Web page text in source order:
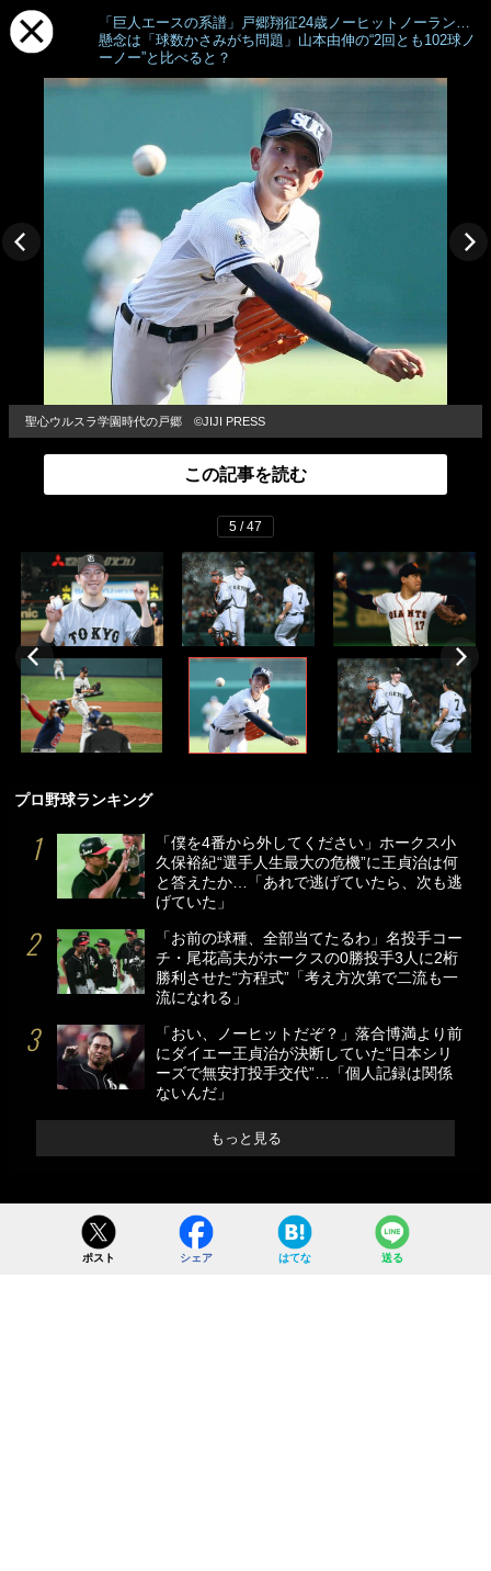
「巨人エースの系譜」戸郷翔征24歳ノーヒットノーラン…
懸念は「球数かさみがち問題」山本由伸の“2回とも102球ノ
ーノー”と比べると？
聖心ウルスラ学園時代の戸郷 ©JIJI PRESS
この記事を読む
5 / 47
プロ野球ランキング
「僕を4番から外してください」ホークス小
久保裕紀“選手人生最大の危機”に王貞治は何
と答えたか…「あれで逃げていたら、次も逃
げていた」
「お前の球種、全部当てたるわ」名投手コー
チ・尾花高夫がホークスの0勝投手3人に2桁
勝利させた“方程式”「考え方次第で二流も一
流になれる」
「おい、ノーヒットだぞ？」落合博満より前
にダイエー王貞治が決断していた“日本シリ
ーズで無安打投手交代”…「個人記録は関係
ないんだ」
もっと見る
ポスト シェア はてな 送る